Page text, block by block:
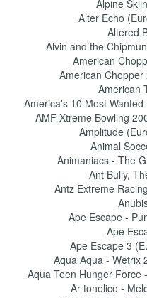
Alpine
Alter Echo
Altered
Alvin and the
American
American
American
America's 10 Most
AMF Xtreme Bowling
Amplitude
Animal
Animaniacs - The
Ant Bully,
Antz Extreme
Ape Escape -
Ape
Ape Escape 3
Aqua Aqua - Wetrix
Aqua Teen Hunger Force
Ar tonelico -